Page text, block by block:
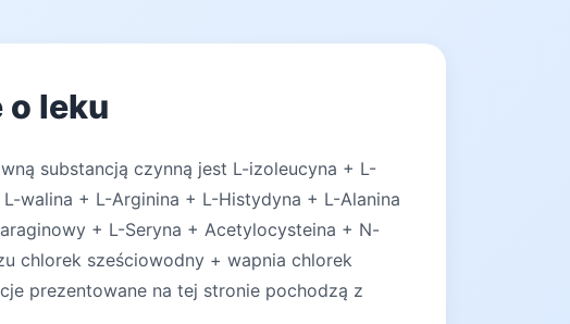
o leku
substancją czynną jest L-izoleucyna + L-
walina + L-Arginina + L-Histydyna + L-Alanina
+ L-Seryna + Acetylocysteina + N-
chlorek sześciowodny + wapnia chlorek
prezentowane na tej stronie pochodzą z